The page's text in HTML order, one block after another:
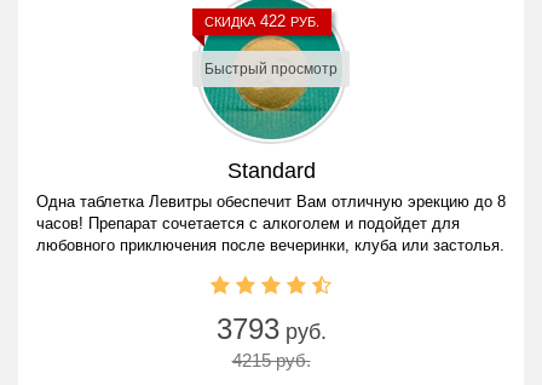
Быстрый просмотр
СКИДКА422 РУБ.
Standard
Одна таблетка Левитры обеспечит Вам отличную эрекцию до 8
часов! Препарат сочетается с алкоголем и подойдет для
любовного приключения после вечеринки, клуба или застолья.
3793руб.
4215 руб.